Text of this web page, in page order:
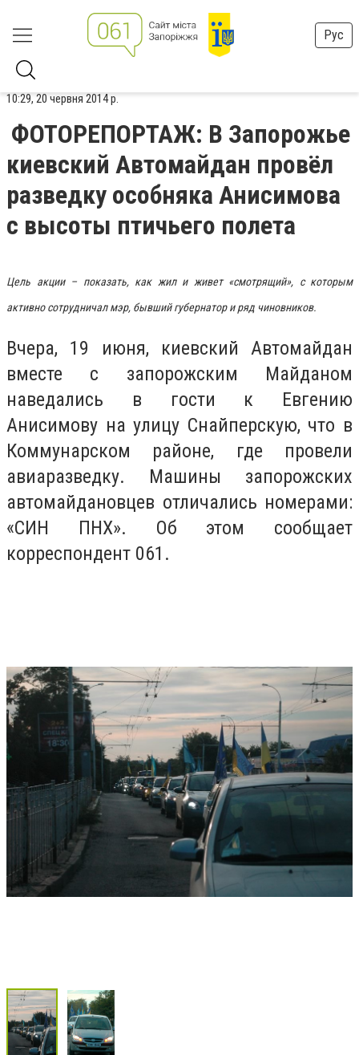
Рус
10:29, 20 червня 2014 р.
ФОТОРЕПОРТАЖ: В Запорожье
киевский Автомайдан провёл
разведку особняка Анисимова
с высоты птичьего полета
Цель акции – показать, как жил и живет «смотрящий», с которым
активно сотрудничал мэр, бывший губернатор и ряд чиновников.
Вчера, 19 июня, киевский Автомайдан
вместе с запорожским Майданом
наведались в гости к Евгению
Анисимову на улицу Снайперскую, что в
Коммунарском районе, где провели
авиаразведку. Машины запорожских
автомайдановцев отличались номерами:
«СИН ПНХ». Об этом сообщает
корреспондент 061.